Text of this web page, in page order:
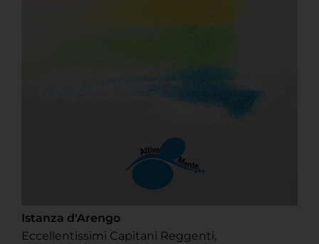
Istanza d'Arengo
Eccellentissimi Capitani Reggenti,